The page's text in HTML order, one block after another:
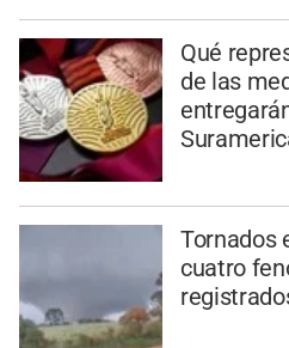
Qué
de las
Tornados
cuatro